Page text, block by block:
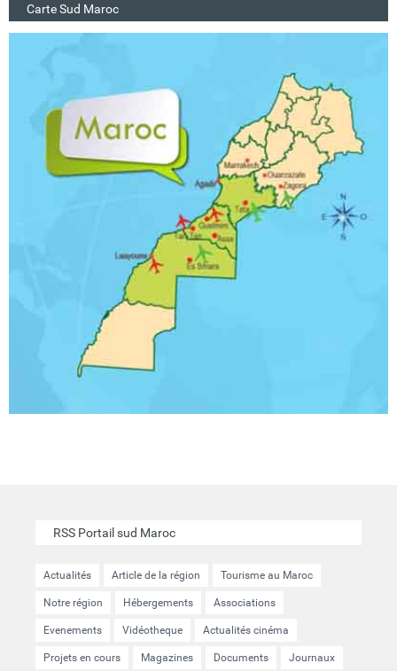
Carte Sud Maroc
RSS Portail sud Maroc
Actualités Article de la région Tourisme au Maroc
Notre région Hébergements Associations
Evenements Vidéotheque Actualités cinéma
Projets en cours Magazines Documents Journaux